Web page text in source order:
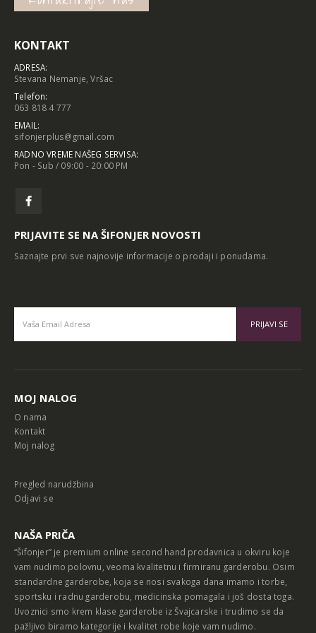
KONTAKT
ADRESA:
Stevana Nemanje, Vršac
Telefon:
063 818 4 777
EMAIL:
sifonjerplus@gmail.com
RADNO VREME NAŠEG SERVISA:
Pon - Sub / 09:00 - 20:00 PM
PRIJAVITE SE NA ŠIFONJER NOVOSTI
Saznajte prvi sve najnovije informacije o prodaji i ponudama.
MOJ NALOG
O nama
Kontakt
Moj nalog
Pregled narudžbina
Odjavi se
NAŠA PRIČA
“Šifonjer” je premium online second hand prodavnica u okviru koje
vam nudimo polovnu, veoma kvalitetnu i firmiranu garderobu. Osim
standardne garderobe, koja se nosi svakoga dana imamo i torbe,
sportsku i radnu garderobu, medicinska pomagala i još dosta toga.
Uvoznici smo krem klase garderobe iz Švajcarske i trudimo se da
pažljivo biramo kategorije i kvalitet robe koje vam nudimo.